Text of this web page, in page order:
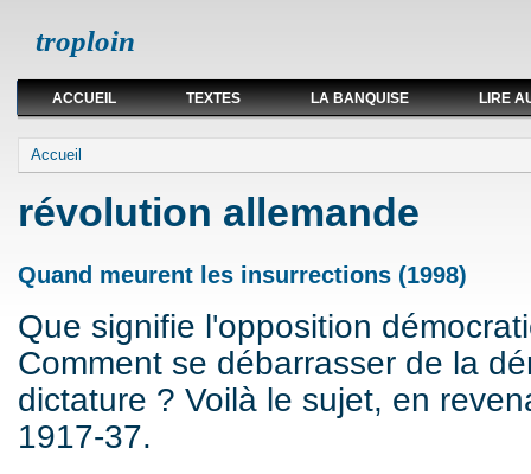
troploin
ACCUEIL TEXTES LA BANQUISE LIRE
Vous êtes ici
Accueil
révolution allemande
Quand meurent les insurrections (1998)
Que signifie l'opposition
Comment se débarrasser de la
dictature ? Voilà le sujet, en
1917-37.